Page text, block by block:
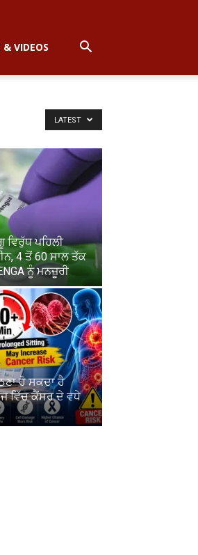
& VIDEOS
LATEST
ਵਿਰੁੱਧ ਪਹਿਲੀ
4 ਤੋਂ 60 ਸਾਲ ਤੱਕ
ਨੂੰ ਮਨਜ਼ੂਰੀ
ਹੋ ਸਕਦਾ ਹੈ
ਵਿੱਚ ਕੈਂਸਰ ਦੇ ਵਧੇ